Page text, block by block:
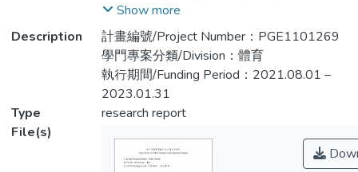
習者，成為未來社會及產業所需要的人才。
究其原因，社會變動快速，知識半衰期急速
縮短，素養導向教育的推動，實為奠定臺灣
國家競爭力
的基石。於此之中，教師扮演著教育實施過
程中相當關鍵的人物，OECD(2005）也指
出在學校最重要和有價值的資源是教師，他
們是學校改進努力的核心。可知，面對新課
綱的推行，教師是否能夠轉化且提升教學品
Show more
Description
計畫編號/Project Number：PGE1101269
學門專案分類/Division：體育
執行期間/Funding Period：2021.08.01 –
2023.01.31
Type
research report
File(s)